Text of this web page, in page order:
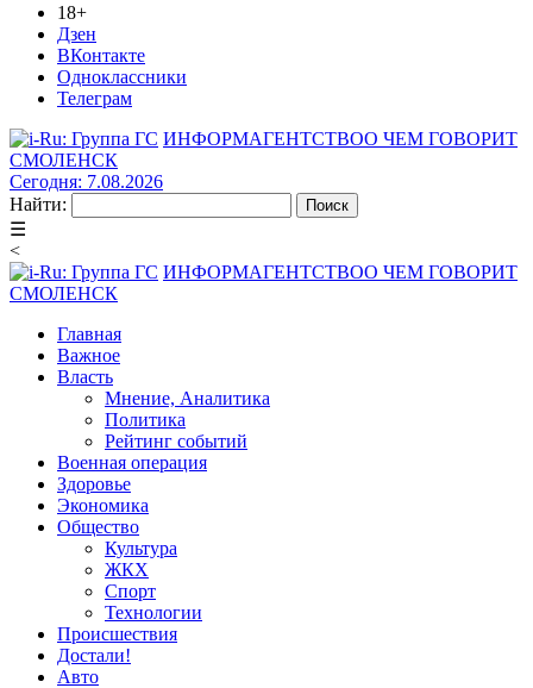
18+
Дзен
ВКонтакте
Одноклассники
Телеграм
ИНФОРМАГЕНТСТВОО ЧЕМ ГОВОРИТ
СМОЛЕНСК
Сегодня: 7.08.2026
Найти:
☰
<
ИНФОРМАГЕНТСТВОО ЧЕМ ГОВОРИТ
СМОЛЕНСК
Главная
Важное
Власть
Мнение, Аналитика
Политика
Рейтинг событий
Военная операция
Здоровье
Экономика
Общество
Культура
ЖКХ
Спорт
Технологии
Происшествия
Достали!
Авто